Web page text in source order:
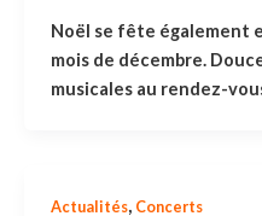
Noël se fête également
mois de décembre.
musicales au rendez-
Actualités, Concerts